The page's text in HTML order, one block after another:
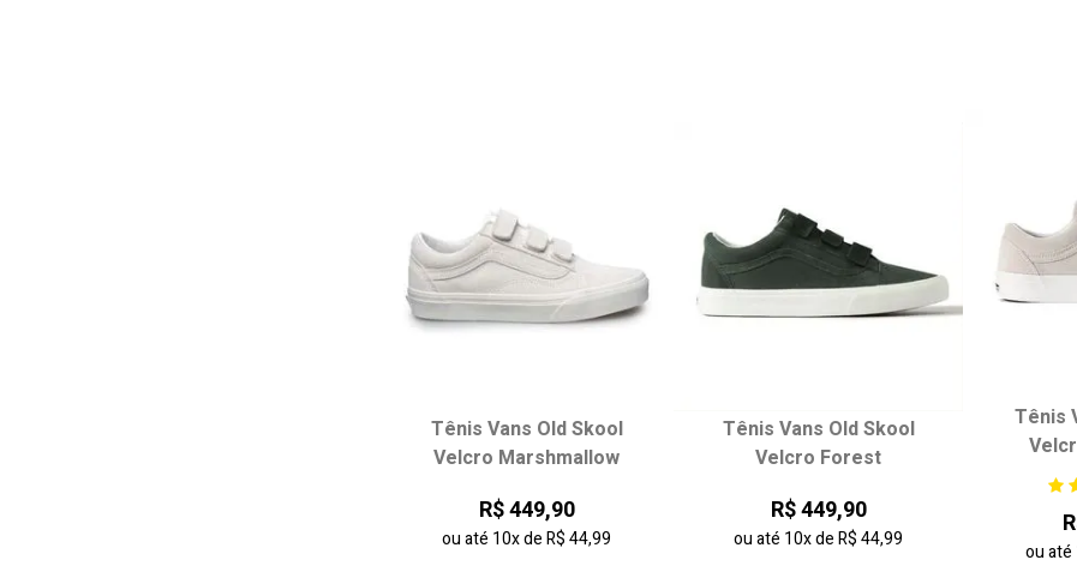
39 40
44
38 39
43
Tênis Vans Old Skool
Velcro Marshmallow
R$ 449,90
ou até 10xdeR$ 44,99
Tênis Vans Old Skool
Velcro Forest
R$ 449,90
ou até 10xdeR$ 44,99
Tênis
ou até